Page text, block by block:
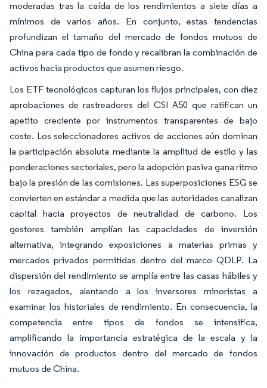
moderadas tras la caída de los rendimientos a siete días a
mínimos de varios años. En conjunto, estas tendencias
profundizan el tamaño del mercado de fondos mutuos de
China para cada tipo de fondo y recalibran la combinación de
activos hacia productos que asumen riesgo.
Los ETF tecnológicos capturan los flujos principales, con diez
aprobaciones de rastreadores del CSI A50 que ratifican un
apetito creciente por instrumentos transparentes de bajo
coste. Los seleccionadores activos de acciones aún dominan
la participación absoluta mediante la amplitud de estilo y las
ponderaciones sectoriales, pero la adopción pasiva gana ritmo
bajo la presión de las comisiones. Las superposiciones ESG se
convierten en estándar a medida que las autoridades canalizan
capital hacia proyectos de neutralidad de carbono. Los
gestores también amplían las capacidades de inversión
alternativa, integrando exposiciones a materias primas y
mercados privados permitidas dentro del marco QDLP. La
dispersión del rendimiento se amplía entre las casas hábiles y
los rezagados, alentando a los inversores minoristas a
examinar los historiales de rendimiento. En consecuencia, la
competencia entre tipos de fondos se intensifica,
amplificando la importancia estratégica de la escala y la
innovación de productos dentro del mercado de fondos
mutuos de China.